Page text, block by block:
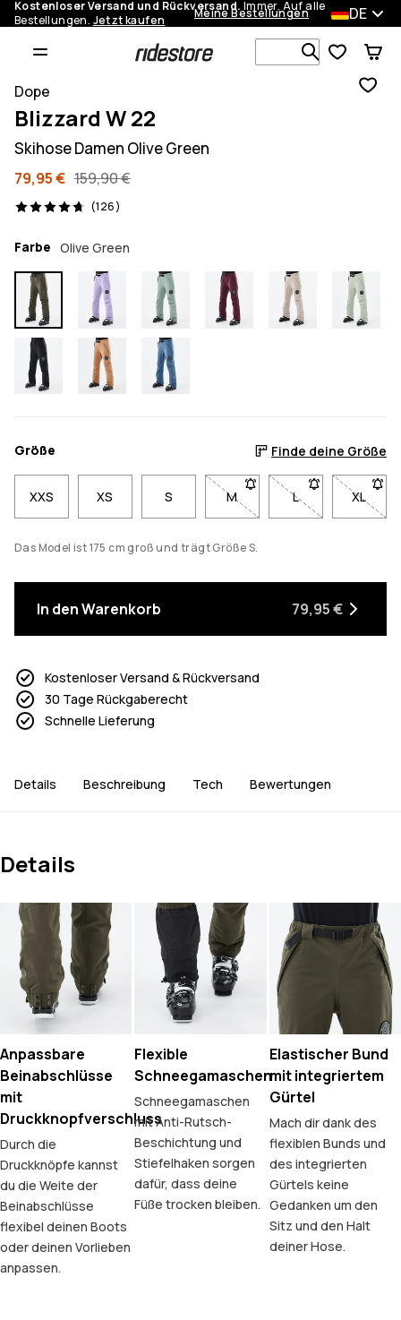
Kostenloser Versand und Rückversand. Immer. Auf alle
Bestellungen. Jetzt kaufen Meine Bestellungen DE
Dope
Blizzard W 22
Skihose Damen Olive Green
79,95 € 159,90 €
(126)
126 Reviews, 4.7/5
Farbe Olive Green
Größe Finde deine Größe
XXS XS S M- Größe M nicht verfügbar.
L- Größe L nicht
XL
-
Das Model ist 175 cm groß und trägt Größe S.
In den Warenkorb 79,95 €
Kostenloser Versand & Rückversand
30 Tage Rückgaberecht
Schnelle Lieferung
Details Beschreibung Tech Bewertungen
Details
Anpassbare
Beinabschlüsse
mit
Druckknopfverschluss
Durch die
Druckknöpfe kannst
du die Weite der
Beinabschlüsse
flexibel deinen Boots
oder deinen Vorlieben
anpassen.
Flexible
Schneegamaschen
Schneegamaschen
mit Anti-Rutsch-
Beschichtung und
Stiefelhaken sorgen
dafür, dass deine
Füße trocken bleiben.
Elastischer Bund
mit integriertem
Gürtel
Mach dir dank des
flexiblen Bunds und
des integrierten
Gürtels keine
Gedanken um den
Sitz und den Halt
deiner Hose.